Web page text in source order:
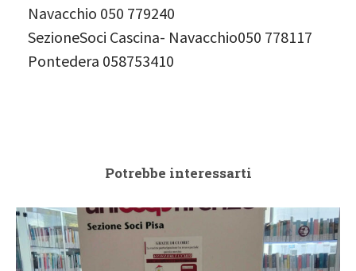
Navacchio 050 779240
SezioneSoci Cascina- Navacchio050 778117
Pontedera 058753410
Potrebbe interessarti